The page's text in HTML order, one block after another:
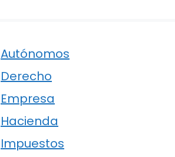
Autónomos
Derecho
Empresa
Hacienda
Impuestos